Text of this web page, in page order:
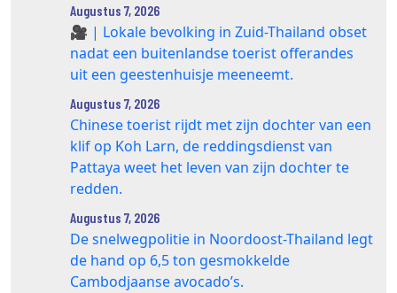
Augustus 7, 2026
🎥 | Lokale bevolking in Zuid-Thailand obset
nadat een buitenlandse toerist offerandes
uit een geestenhuisje meeneemt.
Augustus 7, 2026
Chinese toerist rijdt met zijn dochter van een
klif op Koh Larn, de reddingsdienst van
Pattaya weet het leven van zijn dochter te
redden.
Augustus 7, 2026
De snelwegpolitie in Noordoost-Thailand legt
de hand op 6,5 ton gesmokkelde
Cambodjaanse avocado’s.